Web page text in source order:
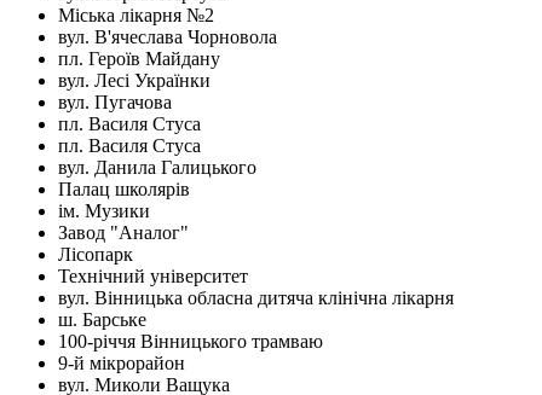
Міська лікарня №2
вул. В'ячеслава Чорновола
пл. Героїв Майдану
вул. Лесі Українки
вул. Пугачова
пл. Василя Стуса
пл. Василя Стуса
вул. Данила Галицького
Палац школярів
ім. Музики
Завод "Аналог"
Лісопарк
Технічний університет
вул. Вінницька обласна дитяча клінічна лікарня
ш. Барське
100-річчя Вінницького трамваю
9-й мікрорайон
вул. Миколи Ващука